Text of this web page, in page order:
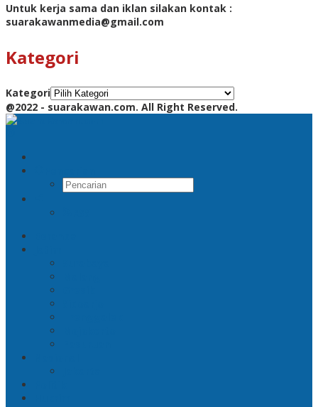
Untuk kerja sama dan iklan silakan kontak :
suarakawanmedia@gmail.com
Kategori
Kategori
@2022 - suarakawan.com. All Right Reserved.